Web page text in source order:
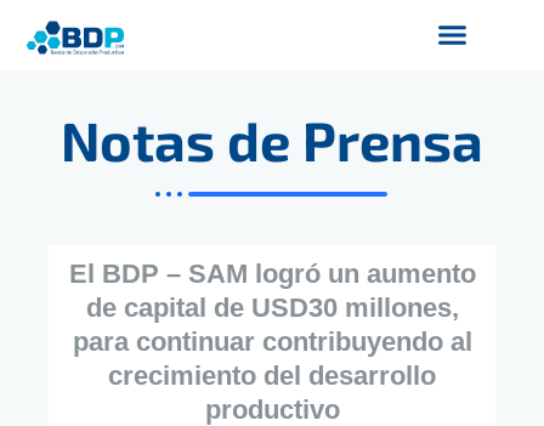
Notas de Prensa
El BDP – SAM logró un aumento
de capital de USD30 millones,
para continuar contribuyendo al
crecimiento del desarrollo
productivo